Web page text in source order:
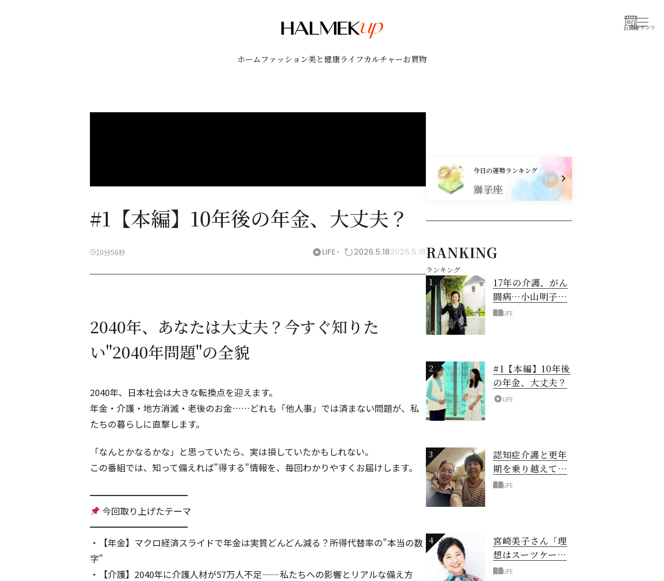
お買物コンテンツ
ホーム ファッション美と健康ライフカルチャーお買物
#1【本編】10年後の年金、大丈夫？
10分56秒 LIFE 2026.5.182026.5.18
2040年、あなたは大丈夫？今すぐ知りた
い"2040年問題"の全貌
2040年、日本社会は大きな転換点を迎えます。
年金・介護・地方消滅・老後のお金……どれも「他人事」では済まない問題が、私
たちの暮らしに直撃します。
「なんとかなるかな」と思っていたら、実は損していたかもしれない。
この番組では、知って備えれば"得する"情報を、毎回わかりやすくお届けします。
━━━━━━━━━━━
今回取り上げたテーマ
━━━━━━━━━━━
・【年金】マクロ経済スライドで年金は実質どんどん減る？所得代替率の"本当の数
字"
・【介護】2040年に介護人材が57万人不足——私たちへの影響とリアルな備え方
今日の運勢ランキング
水瓶座
1位
RANKING
ランキング
1
17年の介護、がん
闘病…小山明子さ
ん「今満たされて
LIFE
2
#1【本編】10年後
の年金、大丈夫？
LIFE
3
認知症介護と更年
期を乗り越えて！
6年の「通い介
LIFE
4
宮崎美子さん「理
想はスーツケース
一つでどこへでも
LIFE